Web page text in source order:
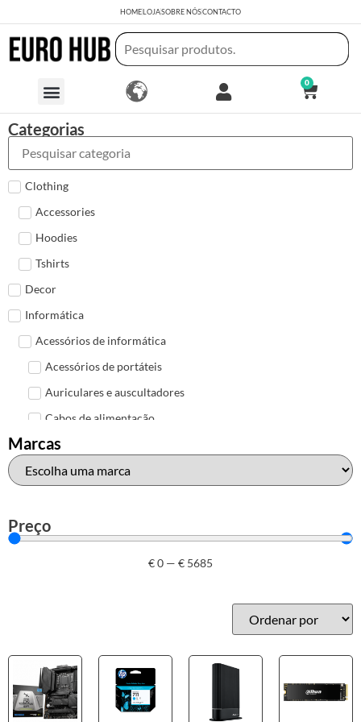
HOMELOJASOBRE NÓSCONTACTO
0
Categorias
Clothing
Accessories
Hoodies
Tshirts
Decor
Informática
Acessórios de informática
Acessórios de portáteis
Auriculares e auscultadores
Cabos de alimentação
Colunas de Som
Hubs
Mais acessórios USB
HP
Outros acessórios de informática
Marcas
Preço
€0 — € 5685